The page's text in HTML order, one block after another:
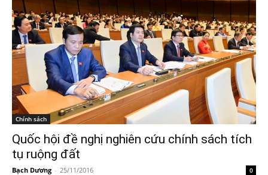
Chính sách
Quốc hội đề nghị nghiên cứu chính sách tích
tụ ruộng đất
Bạch Dương - 25/11/2016 0